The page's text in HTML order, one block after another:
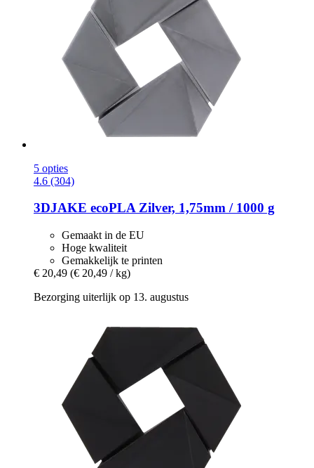
5 opties
4.6 (304)
3DJAKE ecoPLA Zilver, 1,75mm / 1000 g
Gemaakt in de EU
Hoge kwaliteit
Gemakkelijk te printen
€ 20,49 (€ 20,49 / kg)
Bezorging uiterlijk op 13. augustus